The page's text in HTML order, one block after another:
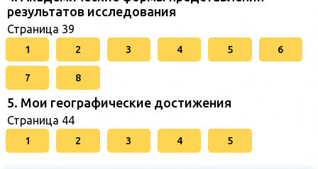
результатов исследования
Страница 39
1 2 3 4 5 6
7 8
5. Мои географические достижения
Страница 44
1 2 3 4 5